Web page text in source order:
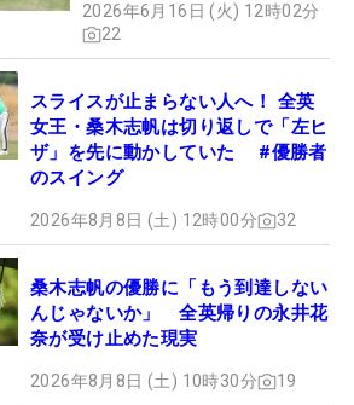
2026年6月16日 (火) 12時02分
22
スライスが止まらない人へ！ 全英
女王・桑木志帆は切り返しで「左ヒ
ザ」を先に動かしていた #優勝者
のスイング
2026年8月8日 (土) 12時00分 32
桑木志帆の優勝に「もう到達しない
んじゃないか」 全英帰りの永井花
奈が受け止めた現実
2026年8月8日 (土) 10時30分 19